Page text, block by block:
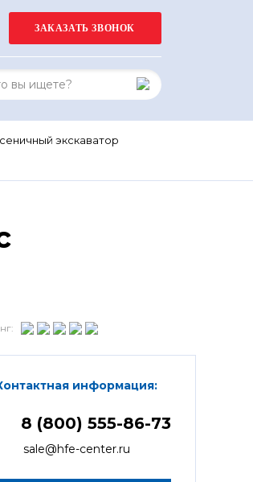
экскаватор
информация:
8 (800) 555-86-73
sale@hfe-center.ru